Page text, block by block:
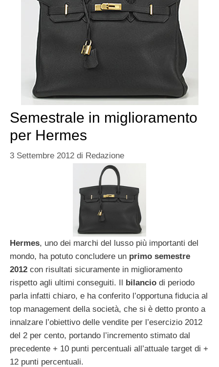
Semestrale in miglioramento
per Hermes
3 Settembre 2012 di Redazione
Hermes, uno dei marchi del lusso più importanti del
mondo, ha potuto concludere un primo semestre
2012 con risultati sicuramente in miglioramento
rispetto agli ultimi conseguiti. Il bilancio di periodo
parla infatti chiaro, e ha conferito l’opportuna fiducia al
top management della società, che si è detto pronto a
innalzare l’obiettivo delle vendite per l’esercizio 2012
del 2 per cento, portando l’incremento stimato dal
precedente + 10 punti percentuali all’attuale target di +
12 punti percentuali.